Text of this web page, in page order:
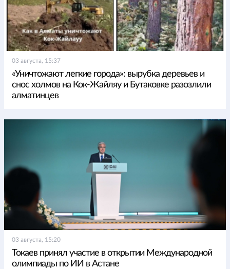
03 августа, 15:37
«Уничтожают легкие города»: вырубка деревьев и
снос холмов на Кок-Жайляу и Бутаковке разозлили
алматинцев
03 августа, 15:20
Токаев принял участие в открытии Международной
олимпиады по ИИ в Астане